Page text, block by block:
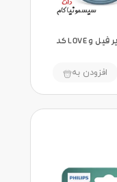
پستانک اونت بالای 18 ماه الترا ایر فیل و LOVE کد
افزودن به